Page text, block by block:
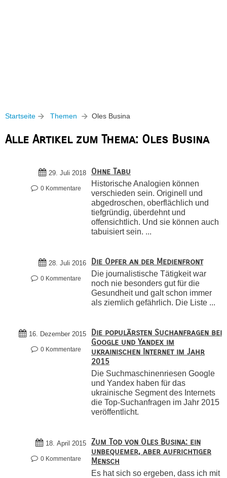
Startseite Themen Oles Busina
Alle Artikel zum Thema: Oles Busina
29. Juli 2018
0 Kommentare
Ohne Tabu
Historische Analogien können
verschieden sein. Originell und
abgedroschen, oberflächlich und
tiefgründig, überdehnt und
offensichtlich. Und sie können auch
tabuisiert sein. ...
28. Juli 2016
0 Kommentare
Die Opfer an der Medienfront
Die journalistische Tätigkeit war
noch nie besonders gut für die
Gesundheit und galt schon immer
als ziemlich gefährlich. Die Liste ...
16. Dezember 2015
0 Kommentare
Die populärsten Suchanfragen bei
Google und Yandex im
ukrainischen Internet im Jahr
2015
Die Suchmaschinenriesen Google
und Yandex haben für das
ukrainische Segment des Internets
die Top-Suchanfragen im Jahr 2015
veröffentlicht.
18. April 2015
0 Kommentare
Zum Tod von Oles Busina: ein
unbequemer, aber aufrichtiger
Mensch
Es hat sich so ergeben, dass ich mit